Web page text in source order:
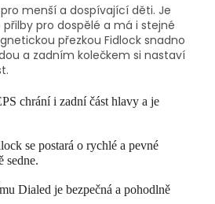
menší a dospívající děti. Je
pro dospělé a má i stejné
přezkou Fidlock snadno
a zadním kolečkem si nastaví
chrání i zadní část hlavy a je
se postará o rychlé a pevné
sedne.
Dialed je bezpečná a pohodlně